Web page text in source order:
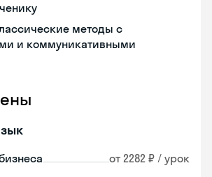
методы с
и коммуникативными
от 2282 ₽ / урок